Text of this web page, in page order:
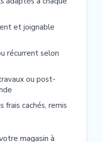
et joignable
récurrent selon
ou post-
frais cachés, remis
magasin à